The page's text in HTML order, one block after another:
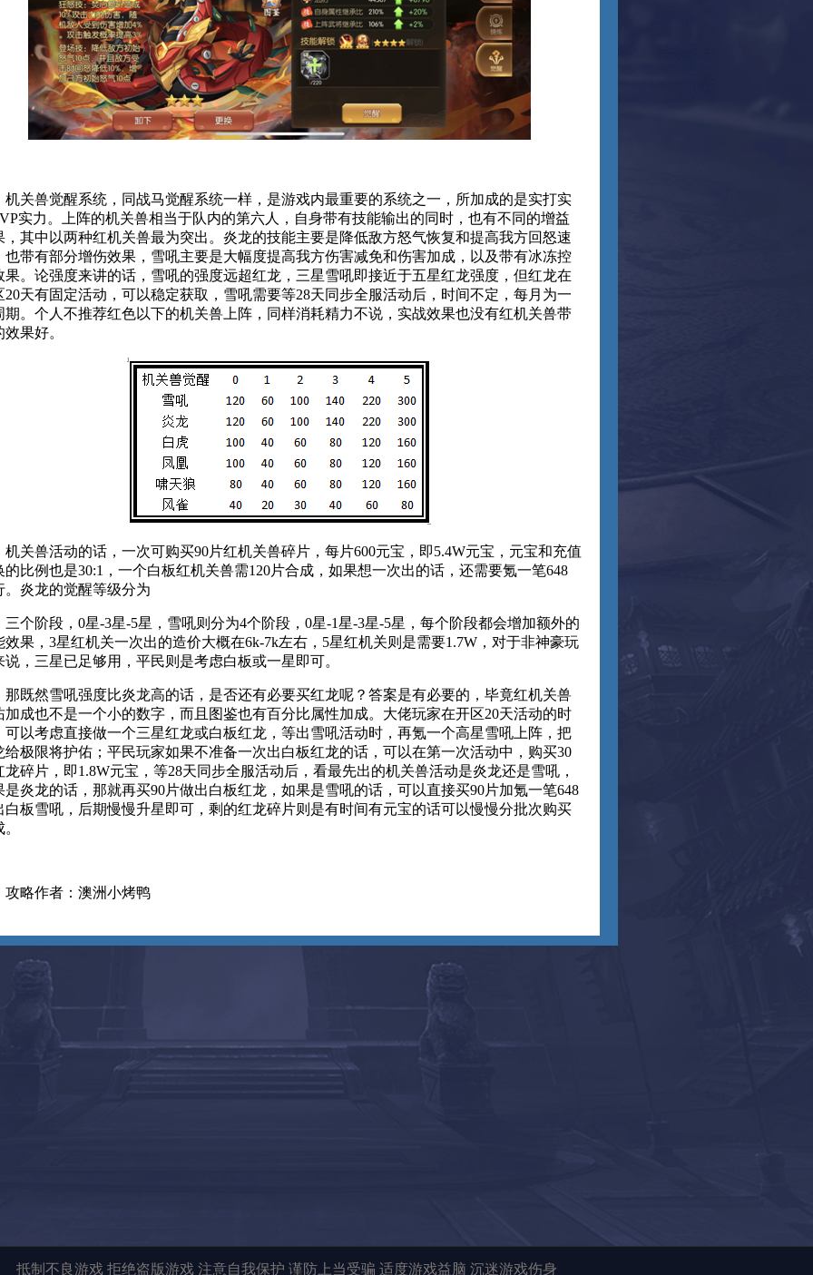
机关兽觉醒系统，同战马觉醒系统一样，是游戏内最重要的系统之一，所加成的是实打实
实力。上阵的机关兽相当于队内的第六人，自身带有技能输出的同时，也有不同的增益
，其中以两种红机关兽最为突出。炎龙的技能主要是降低敌方怒气恢复和提高我方回怒速
也带有部分增伤效果，雪吼主要是大幅度提高我方伤害减免和伤害加成，以及带有冰冻控
果。论强度来讲的话，雪吼的强度远超红龙，三星雪吼即接近于五星红龙强度，但红龙在
20天有固定活动，可以稳定获取，雪吼需要等28天同步全服活动后，时间不定，每月为一
期。个人不推荐红色以下的机关兽上阵，同样消耗精力不说，实战效果也没有红机关兽带
效果好。
机关兽活动的话，一次可购买90片红机关兽碎片，每片600元宝，即5.4W元宝，元宝和充值
的比例也是30:1，一个白板红机关兽需120片合成，如果想一次出的话，还需要氪一笔648
。炎龙的觉醒等级分为
三个阶段，0星-3星-5星，雪吼则分为4个阶段，0星-1星-3星-5星，每个阶段都会增加额外的
效果，3星红机关一次出的造价大概在6k-7k左右，5星红机关则是需要1.7W，对于非神豪玩
说，三星已足够用，平民则是考虑白板或一星即可。
那既然雪吼强度比炎龙高的话，是否还有必要买红龙呢？答案是有必要的，毕竟红机关兽
加成也不是一个小的数字，而且图鉴也有百分比属性加成。大佬玩家在开区20天活动的时
可以考虑直接做一个三星红龙或白板红龙，等出雪吼活动时，再氪一个高星雪吼上阵，把
给极限将护佑；平民玩家如果不准备一次出白板红龙的话，可以在第一次活动中，购买30
龙碎片，即1.8W元宝，等28天同步全服活动后，看最先出的机关兽活动是炎龙还是雪吼，
是炎龙的话，那就再买90片做出白板红龙，如果是雪吼的话，可以直接买90片加氪一笔648
白板雪吼，后期慢慢升星即可，剩的红龙碎片则是有时间有元宝的话可以慢慢分批次购买
攻略作者：澳洲小烤鸭
抵制不良游戏 拒绝盗版游戏 注意自我保护 谨防上当受骗 适度游戏益脑 沉迷游戏伤身